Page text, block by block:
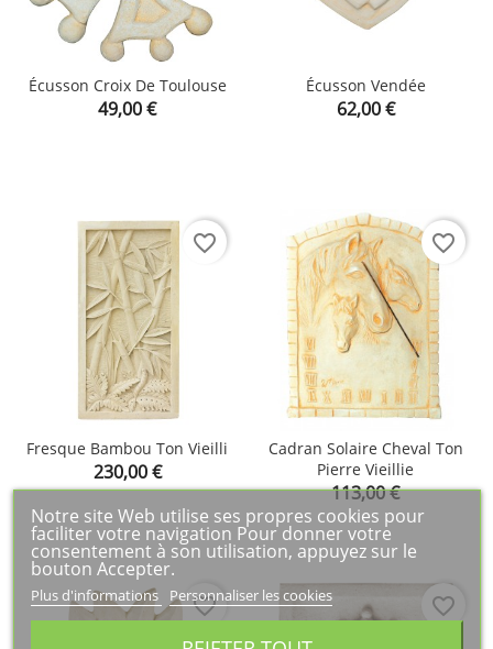
Écusson Croix De Toulouse
Prix
49,00 €
Écusson Vendée
Prix
62,00 €
Fresque Bambou Ton Vieilli
Prix
230,00 €
favorite_border
Cadran Solaire Cheval Ton
Pierre Vieillie
Prix
113,00 €
favorite_border
favorite_border favorite_border
Notre site Web utilise ses propres cookies pour
faciliter votre navigation Pour donner votre
consentement à son utilisation, appuyez sur le
bouton Accepter.
Plus d'informations Personnaliser les cookies